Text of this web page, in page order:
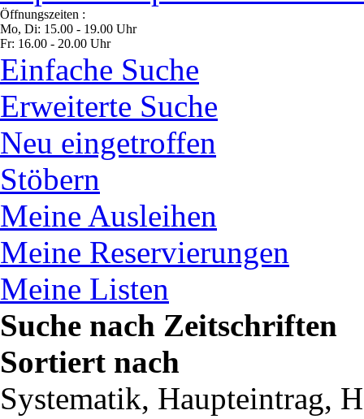
Öffnungszeiten :
Mo, Di: 15.00 - 19.00 Uhr
Fr: 16.00 - 20.00 Uhr
Einfache Suche
Erweiterte Suche
Neu eingetroffen
Stöbern
Meine Ausleihen
Meine Reservierungen
Meine Listen
Suche nach Zeitschriften
Sortiert nach
Systematik, Haupteintrag,